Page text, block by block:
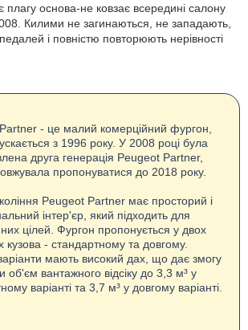
плагу основа-не ковзає всередині салону
Килими не загинаються, не западають,
і повністю повторюють нерівності
- це малий комерційний фургон,
з 1996 року. У 2008 році була
друга генерація Peugeot Partner,
пропонуватися до 2018 року.
Peugeot Partner має просторий і
інтер'єр, який підходить для
цілей. Фургон пропонується у двох
кузова - стандартному та довгому.
мають високий дах, що дає змогу
об'єм вантажного відсіку до 3,3 м³ у
варіанті та 3,7 м³ у довгому варіанті.